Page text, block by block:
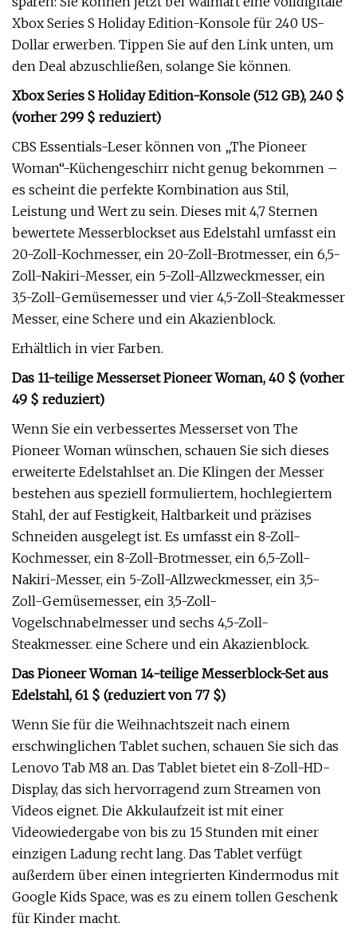
Xbox Series S Holiday Edition-Konsole für 240 US-
Dollar erwerben. Tippen Sie auf den Link unten, um
den Deal abzuschließen, solange Sie können.
Xbox Series S Holiday Edition-Konsole (512 GB), 240 $
(vorher 299 $ reduziert)
CBS Essentials-Leser können von „The Pioneer
Woman“-Küchengeschirr nicht genug bekommen –
es scheint die perfekte Kombination aus Stil,
Leistung und Wert zu sein. Dieses mit 4,7 Sternen
bewertete Messerblockset aus Edelstahl umfasst ein
20-Zoll-Kochmesser, ein 20-Zoll-Brotmesser, ein 6,5-
Zoll-Nakiri-Messer, ein 5-Zoll-Allzweckmesser, ein
3,5-Zoll-Gemüsemesser und vier 4,5-Zoll-Steakmesser
Messer, eine Schere und ein Akazienblock.
Erhältlich in vier Farben.
Das 11-teilige Messerset Pioneer Woman, 40 $ (vorher
49 $ reduziert)
Wenn Sie ein verbessertes Messerset von The
Pioneer Woman wünschen, schauen Sie sich dieses
erweiterte Edelstahlset an. Die Klingen der Messer
bestehen aus speziell formuliertem, hochlegiertem
Stahl, der auf Festigkeit, Haltbarkeit und präzises
Schneiden ausgelegt ist. Es umfasst ein 8-Zoll-
Kochmesser, ein 8-Zoll-Brotmesser, ein 6,5-Zoll-
Nakiri-Messer, ein 5-Zoll-Allzweckmesser, ein 3,5-
Zoll-Gemüsemesser, ein 3,5-Zoll-
Vogelschnabelmesser und sechs 4,5-Zoll-
Steakmesser. eine Schere und ein Akazienblock.
Das Pioneer Woman 14-teilige Messerblock-Set aus
Edelstahl, 61 $ (reduziert von 77 $)
Wenn Sie für die Weihnachtszeit nach einem
erschwinglichen Tablet suchen, schauen Sie sich das
Lenovo Tab M8 an. Das Tablet bietet ein 8-Zoll-HD-
Display, das sich hervorragend zum Streamen von
Videos eignet. Die Akkulaufzeit ist mit einer
Videowiedergabe von bis zu 15 Stunden mit einer
einzigen Ladung recht lang. Das Tablet verfügt
außerdem über einen integrierten Kindermodus mit
Google Kids Space, was es zu einem tollen Geschenk
für Kinder macht.